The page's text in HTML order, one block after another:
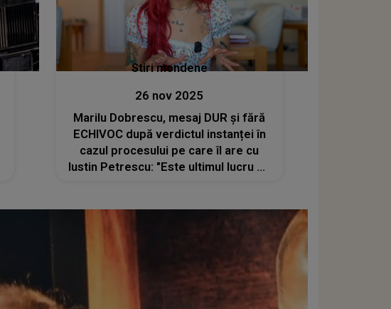
Stiri mondene
26 nov 2025
Marilu Dobrescu, mesaj DUR și fără
ECHIVOC după verdictul instanței în
cazul procesului pe care îl are cu
Iustin Petrescu: "Este ultimul lucru pe
"Instanța nu a dispus..."